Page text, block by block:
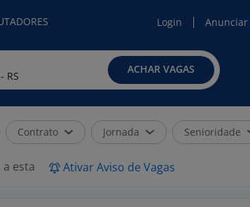
Login Anunciar
ACHAR VAGAS
Contrato Jornada Senioridade
esta Ativar Aviso de Vagas